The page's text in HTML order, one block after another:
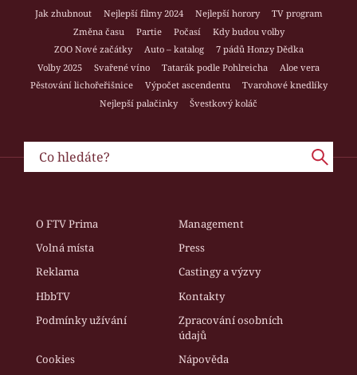
Jak zhubnout Nejlepší filmy 2024 Nejlepší horory
TV program
Změna času
Partie Počasí
Kdy budou volby
ZOO Nové začátky
Auto – katalog
7 pádů Honzy Dědka
Volby 2025
Svařené víno Tatarák podle Pohlreicha
Aloe vera
Pěstování lichořeřišnice
Výpočet ascendentu
Tvarohové knedlíky
Nejlepší palačinky
Švestkový koláč
O FTV Prima
Management
Volná místa
Press
Reklama
Castingy a výzvy
HbbTV
Kontakty
Podmínky užívání
Zpracování osobních
údajů
Cookies
Nápověda